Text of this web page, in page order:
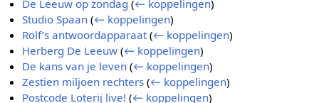
De Leeuw op zondag (← koppelingen)
Studio Spaan (← koppelingen)
Rolf’s antwoordapparaat (← koppelingen)
Herberg De Leeuw (← koppelingen)
De kans van je leven (← koppelingen)
Zestien miljoen rechters (← koppelingen)
Postcode Loterij live! (← koppelingen)